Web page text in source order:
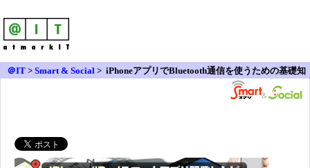
＠IT > Smart & Social > iPhoneアプリでBluetooth通信を使うための基礎知